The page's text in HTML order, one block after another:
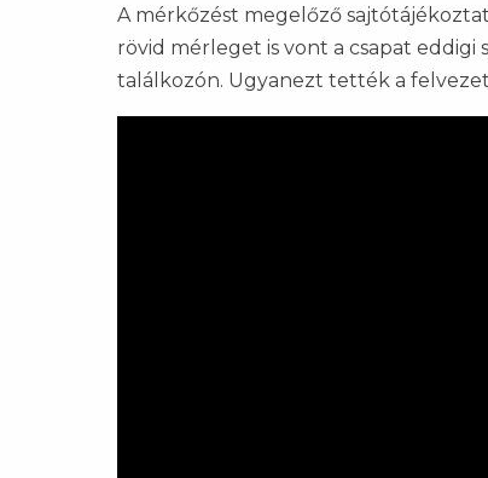
A mérkőzést megelőző
rövid mérleget is vont a csapat eddigi
találkozón. Ugyanezt tették a